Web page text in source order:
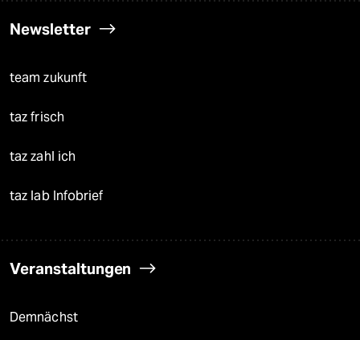
Newsletter
team zukunft
taz frisch
taz zahl ich
taz lab Infobrief
Veranstaltungen
Demnächst